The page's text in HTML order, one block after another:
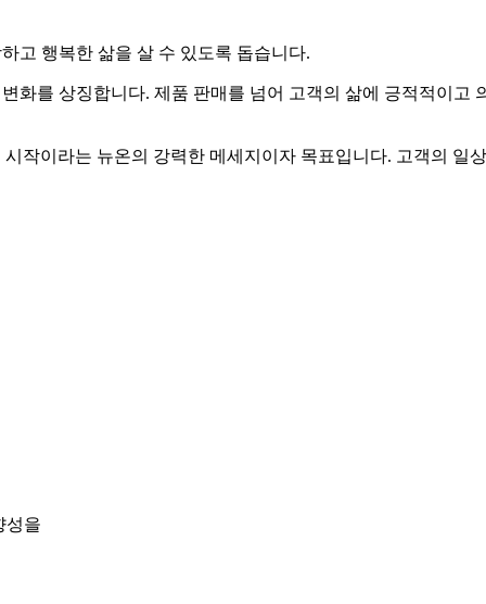
고 행복한 삶을 살 수 있도록 돕습니다.
화를 상징합니다. 제품 판매를 넘어 고객의 삶에 긍적적이고
작이라는 뉴온의 강력한 메세지이자 목표입니다. 고객의 일
성을